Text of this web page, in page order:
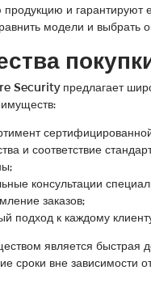
и гарантируют
модели и выбрать
Security предлагает
и соответствие
консультации
заказов;
подход к каждому
является быстрая
сроки вне зависимости